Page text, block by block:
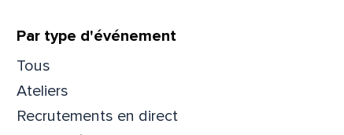
Filtrer
Par type d'événement
Tous
Ateliers
Recrutements en direct